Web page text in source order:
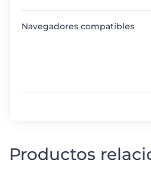
Navegadores compatibles
Productos